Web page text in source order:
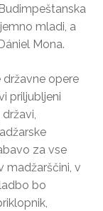
mladi, a
Mona.
opere
priljubljeni
za vse
madžarščini, v
bo